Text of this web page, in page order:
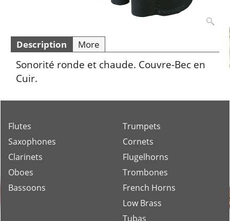
Description More
Sonorité ronde et chaude. Couvre-Bec en
Cuir.
Flutes
Saxophones
Clarinets
Oboes
Bassoons
Trumpets
Cornets
Flugelhorns
Trombones
French Horns
Low Brass
Tubas